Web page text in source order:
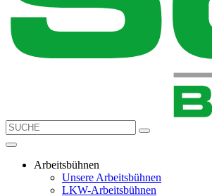
Arbeitsbühnen
Unsere Arbeitsbühnen
LKW-Arbeitsbühnen